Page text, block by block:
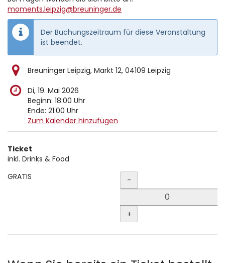
moments.leipzig@breuninger.de
Der Buchungszeitraum für diese Veranstaltung
ist beendet.
Breuninger Leipzig, Markt 12, 04109 Leipzig
Di, 19. Mai 2026
Beginn: 18:00 Uhr
Ende: 21:00 Uhr
Zum Kalender hinzufügen
Produkte
Unkategorisierte
Produkte
Ticket
inkl. Drinks & Food
GRATIS
Menge
-
+